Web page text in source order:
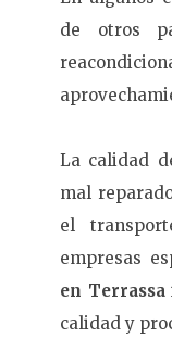
de otros
La calidad
mal
el
empresas
en Terrassa
calidad y